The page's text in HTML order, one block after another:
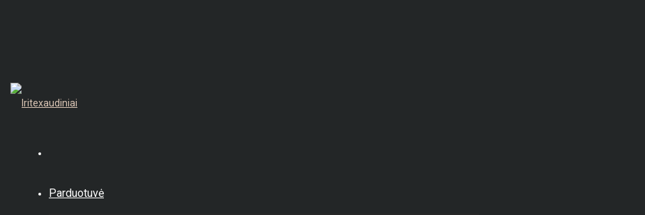
Parduotuvė